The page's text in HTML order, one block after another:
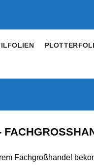
Fachgroßhandel